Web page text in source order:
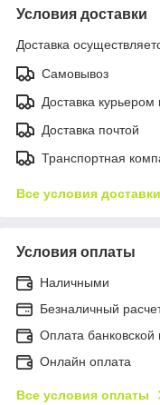
Условия доставки
Доставка
Самовывоз
Доставка курьером
Доставка почтой
Транспортная
Все условия доставки
Условия оплаты
Наличными
Безналичный
Оплата банковской
Онлайн оплата
Все условия оплаты